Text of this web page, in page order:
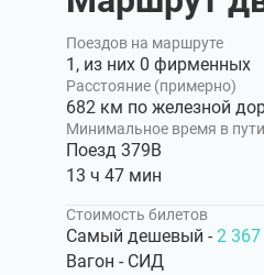
Поездов на маршруте
1, из них 0 фирменных
Расстояние (примерно)
682 км по железной
Минимальное время в пути
Поезд 379В
13 ч 47 мин
Стоимость билетов
Самый дешевый - 2
Вагон - СИД